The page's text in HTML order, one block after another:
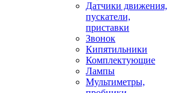
Датчики движения,
пускатели,
приставки
Звонок
Кипятильники
Комплектующие
Лампы
Мультиметры,